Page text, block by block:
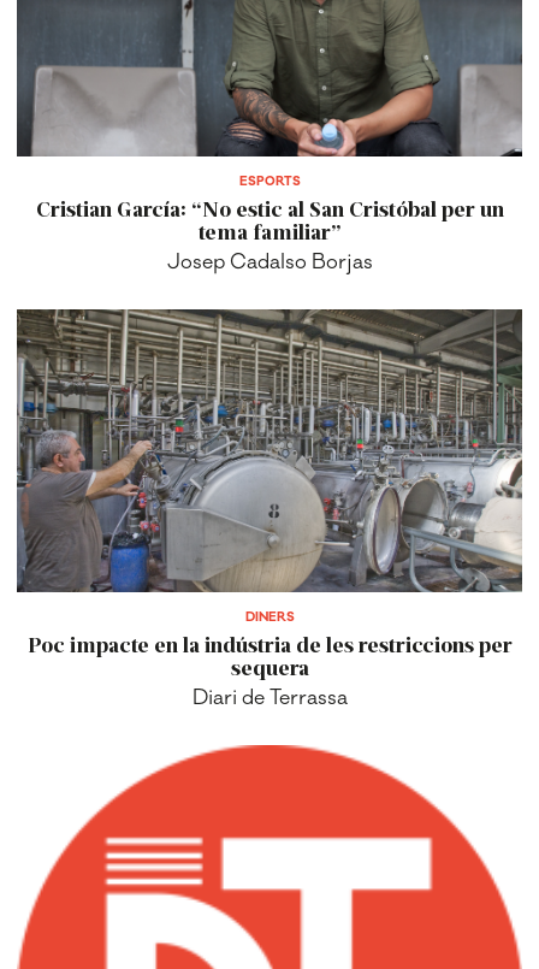
ESPORTS
Cristian García: “No estic al San Cristóbal per un
tema familiar”
Josep Cadalso Borjas
DINERS
Poc impacte en la indústria de les restriccions per
sequera
Diari de Terrassa